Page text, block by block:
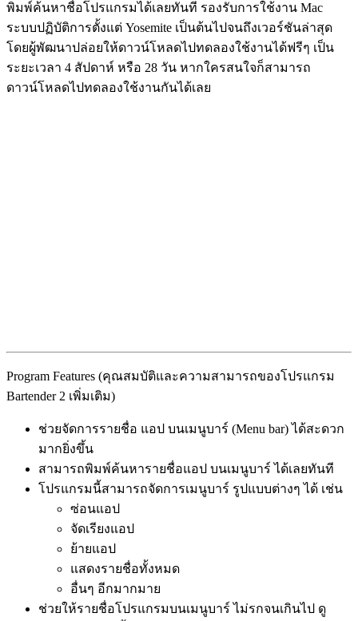
พิมพ์ค้นหาชื่อโปรแกรมได้เลยทันที รองรับการใช้งาน Mac
ระบบปฏิบัติการตั้งแต่ Yosemite เป็นต้นไปจนถึงเวอร์ชันล่าสุด
โดยผู้พัฒนาปล่อยให้ดาวน์โหลดไปทดลองใช้งานได้ฟรีๆ เป็น
ระยะเวลา 4 สัปดาห์ หรือ 28 วัน หากใครสนใจก็สามารถ
ดาวน์โหลดไปทดลองใช้งานกันได้เลย
Program Features (คุณสมบัติและความสามารถของโปรแกรม
Bartender 2 เพิ่มเติม)
ช่วยจัดการรายชื่อ แอป บนเมนูบาร์ (Menu bar) ได้สะดวก
มากยิ่งขึ้น
สามารถพิมพ์ค้นหารายชื่อแอป บนเมนูบาร์ ได้เลยทันที
โปรแกรมนี้สามารถจัดการเมนูบาร์ รูปแบบต่างๆ ได้ เช่น
ซ่อนแอป
จัดเรียงแอป
ย้ายแอป
แสดงรายชื่อทั้งหมด
อื่นๆ อีกมากมาย
ช่วยให้รายชื่อโปรแกรมบนเมนูบาร์ ไม่รกจนเกินไป ดู